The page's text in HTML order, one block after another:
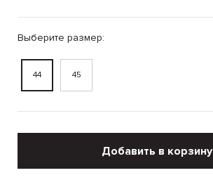
Выберите размер:
44 45
Добавить в корзину